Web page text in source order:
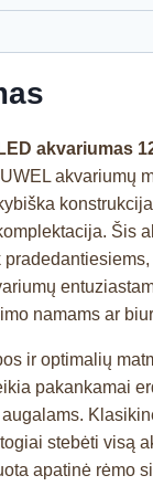
akvariumas
akvariumų
Šis
namams ar
ir optimalių
pakankamai
stebėti visą
apatinė rėmo